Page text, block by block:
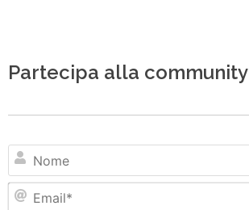
Partecipa alla community